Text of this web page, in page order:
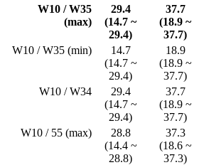
W10 / W35
(max)
29.4
(14.7 ~
29.4)
37.7
(18.9 ~
37.7)
W10 / W35 (min)
14.7
(14.7 ~
29.4)
18.9
(18.9 ~
37.7)
W10 / W34
29.4
(14.7 ~
29.4)
37.7
(18.9 ~
37.7)
W10 / 55 (max)
28.8
(14.4 ~
28.8)
37.3
(18.6 ~
37.3)